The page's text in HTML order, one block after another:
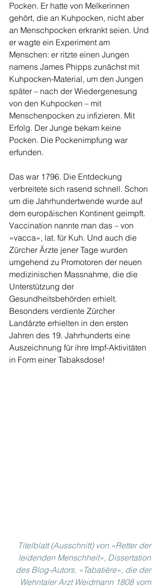
Pocken. Er hatte von Melkerinnen
gehört, die an Kuhpocken, nicht aber
an Menschpocken erkrankt seien. Und
er wagte ein Experiment am
Menschen: er ritzte einen Jungen
namens James Phipps zunächst mit
Kuhpocken-Material, um den Jungen
später – nach der Wiedergenesung
von den Kuhpocken – mit
Menschenpocken zu infizieren. Mit
Erfolg. Der Junge bekam keine
Pocken. Die Pockenimpfung war
erfunden.
Das war 1796. Die Entdeckung
verbreitete sich rasend schnell. Schon
um die Jahrhundertwende wurde auf
dem europäischen Kontinent geimpft.
Vaccination nannte man das – von
«vacca», lat. für Kuh. Und auch die
Zürcher Ärzte jener Tage wurden
umgehend zu Promotoren der neuen
medizinischen Massnahme, die die
Unterstützung der
Gesundheitsbehörden erhielt.
Besonders verdiente Zürcher
Landärzte erhielten in den ersten
Jahren des 19. Jahrhunderts eine
Auszeichnung für ihre Impf-Aktivitäten
in Form einer Tabaksdose!
Titelblatt (Ausschnitt) von «Retter der
leidenden Menschheit», Dissertation
des Blog-Autors. «Tabatière», die der
Wehntaler Arzt Weidmann 1808 vom